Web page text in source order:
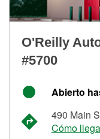
O'Reilly
#5700
Abierto
490 Main
Cómo